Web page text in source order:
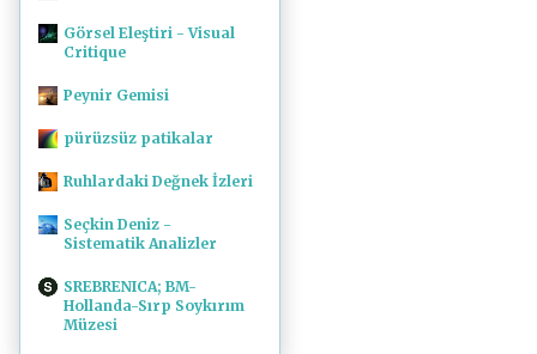
Görsel Eleştiri - Visual
Critique
Peynir Gemisi
pürüzsüz patikalar
Ruhlardaki Değnek İzleri
Seçkin Deniz -
Sistematik Analizler
SREBRENICA; BM-
Hollanda-Sırp Soykırım
Müzesi